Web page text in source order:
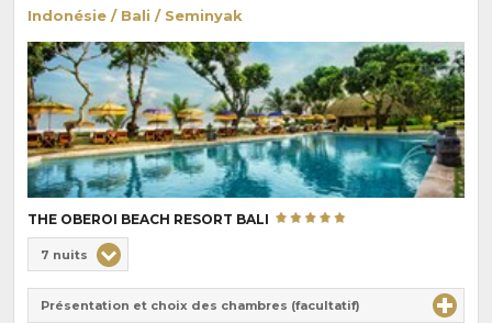
Indonésie / Bali / Seminyak
THE OBEROI BEACH RESORT BALI
de
Durée
7 nuits
Présentation et choix des chambres (facultatif)